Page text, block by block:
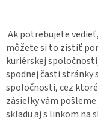
Ak potrebujete
môžete si to zistiť
kuriérskej
spodnej časti stránky
spoločnosti, cez
zásielky vám
skladu aj s linkom na